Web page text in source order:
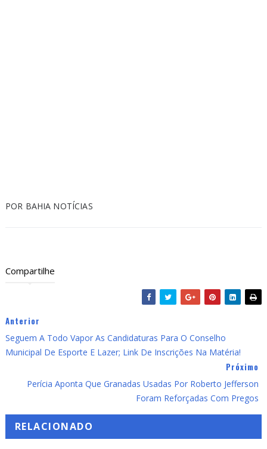
POR BAHIA NOTÍCIAS
Compartilhe
Anterior
Seguem A Todo Vapor As Candidaturas Para O Conselho
Municipal De Esporte E Lazer; Link De Inscrições Na Matéria!
Próximo
Perícia Aponta Que Granadas Usadas Por Roberto Jefferson
Foram Reforçadas Com Pregos
RELACIONADO